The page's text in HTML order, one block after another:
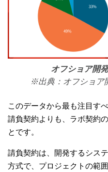
オフショア開発
※出典：オフショア
このデータから最も注目す
請負契約よりも、ラボ契約
とです。
請負契約は、開発するシス
方式で、プロジェクトの範